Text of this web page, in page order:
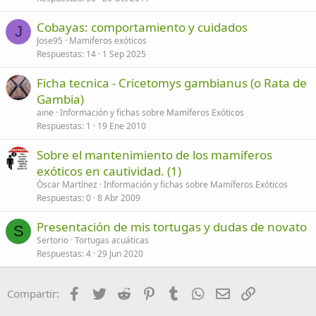
J Cobayas: comportamiento y cuidados
Jose95
Mamiferos exóticos
Respuestas 14 1 Sep 2025
Ficha tecnica - Cricetomys gambianus (o Rata de
Gambia)
aine Información y fichas sobre Mamíferos Exóticos
Respuestas 1 19 Ene 2010
Sobre el mantenimiento de los mamíferos
exóticos en cautividad. (1)
Òscar Martínez Información y fichas sobre Mamíferos Exóticos
Respuestas 0 8 Abr 2009
S Presentación de mis tortugas y dudas de novato
Sertorio Tortugas acuáticas
Respuestas 4 29 Jun 2020
Compartir: Facebook
Twitter Reddit PinterestTumblrWhatsApp
Email